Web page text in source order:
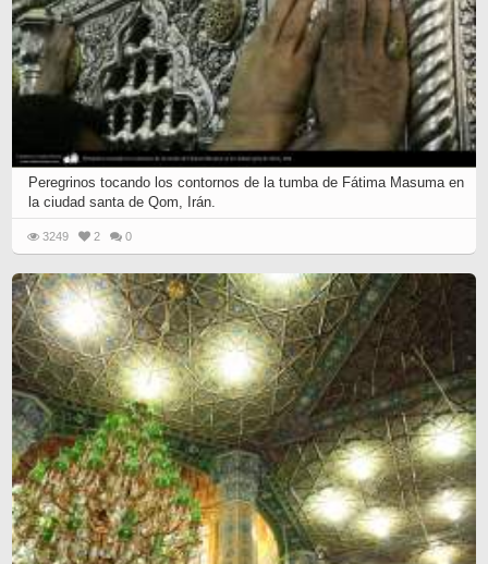
Peregrinos tocando los contornos de la tumba de Fátima Masuma en
la ciudad santa de Qom, Irán.
3249 2 0